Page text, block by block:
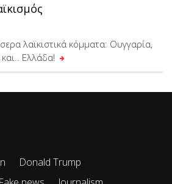
λαϊκιστικά κόμματα: Ουγγαρία,
Ελλάδα!
Donald Trump